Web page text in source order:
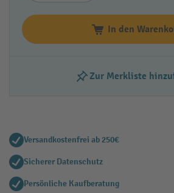
In den
Zur Merkliste
Versandkostenfrei ab 250€
Sicherer Datenschutz
Persönliche Kaufberatung